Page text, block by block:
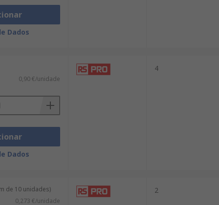
Dados
0,90 €/unidade
Dados
4
de 10 unidades)
0,273 €/unidade
2